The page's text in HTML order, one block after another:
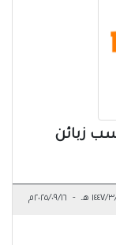
زبائن
- ٢٠٢٥/٠٩/١٦م